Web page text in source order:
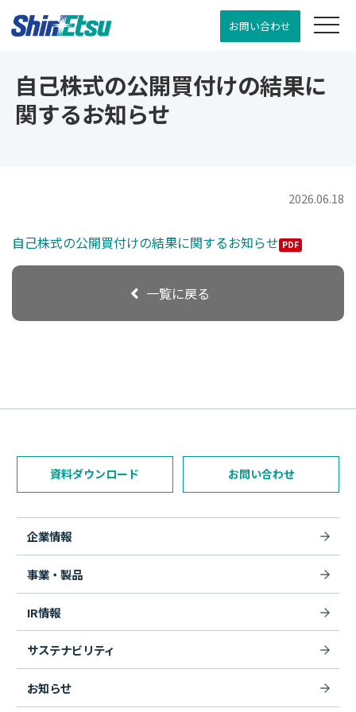
お問い合わせ
自己株式の公開買付けの結果に
関するお知らせ
2026.06.18
自己株式の公開買付けの結果に関するお知らせ PDF
一覧に戻る
資料ダウンロード お問い合わせ
企業情報
事業・製品
IR情報
サステナビリティ
お知らせ